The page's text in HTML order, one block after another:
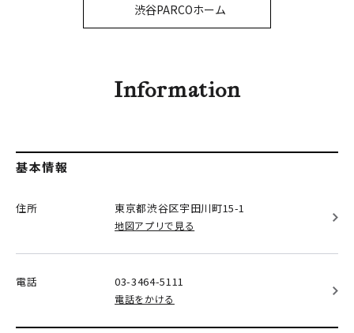
渋谷PARCOホーム
Information
基本情報
住所 東京都渋谷区宇田川町15-1
地図アプリで見る
電話 03-3464-5111
電話をかける